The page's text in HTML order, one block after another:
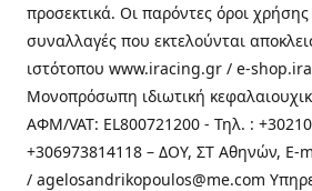
προσεκτικά. Οι παρόντες όροι
συναλλαγές που εκτελούνται
ιστότοπου www.iracing.gr / e-
Μονοπρόσωπη ιδιωτική
ΑΦΜ/VAT: EL800721200 - Τηλ. :
+306973814118 – ΔΟΥ, ΣΤ Αθηνών,
/ agelosandrikopoulos@me.com